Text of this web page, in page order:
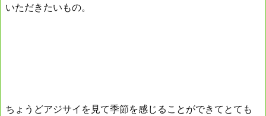
いただきたいもの。
ちょうどアジサイを見て季節を感じることができてとても